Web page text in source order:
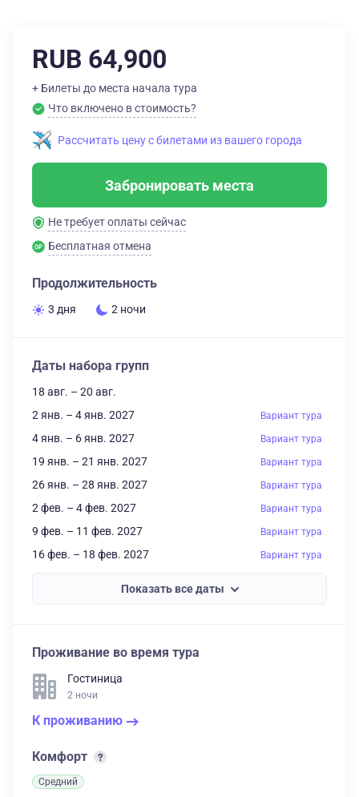
RUB 64,900
+ Билеты до места начала тура
Что включено в стоимость?
Рассчитать цену с билетами из вашего города
Забронировать места
Не требует оплаты сейчас
Бесплатная отмена
Продолжительность
3 дня 2 ночи
Даты набора групп
18 авг. – 20 авг.
2 янв. – 4 янв. 2027
Вариант тура
4 янв. – 6 янв. 2027 Вариант тура
19 янв. – 21 янв. 2027 Вариант тура
26 янв. – 28 янв. 2027 Вариант тура
2 фев. – 4 фев. 2027 Вариант тура
9 фев. – 11 фев. 2027 Вариант тура
16 фев. – 18 фев. 2027 Вариант тура
Показать все даты
Проживание во время тура
Гостиница
2 ночи
К проживанию
Комфорт
Средний